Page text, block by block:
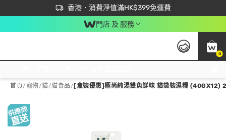
香港．消費淨值滿HK$399免運費
立即成為易賞錢會員盡享獨家優惠
首次APP下單買滿$450 輸入 NEWAPP 即減$50
門店 及 服務
0
首頁/寵物/貓/貓食品/ [盒裝優惠]極尚純湯雙魚鮮味 貓袋裝濕糧